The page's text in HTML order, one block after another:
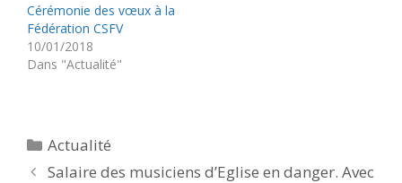
Cérémonie des vœux à la
Fédération CSFV
10/01/2018
Dans "Actualité"
Catégories
Actualité
Salaire des musiciens d’Eglise en danger. Avec